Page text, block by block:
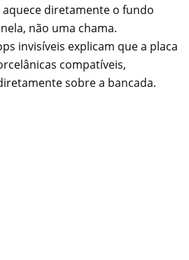
diretamente o fundo
não uma chama.
invisíveis explicam que a placa
compatíveis,
sobre a bancada.